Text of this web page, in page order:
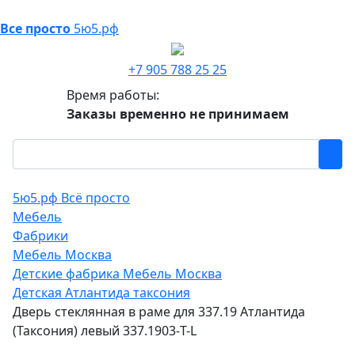
Все просто 5ю5.рф
+7 905 788 25 25
Время работы:
Заказы временно не принимаем
5ю5.рф Всё просто
Мебель
Фабрики
Мебель Москва
Детские фабрика Мебель Москва
Детская Атлантида таксония
Дверь стеклянная в раме для 337.19 Атлантида
(Таксония) левый 337.1903-T-L